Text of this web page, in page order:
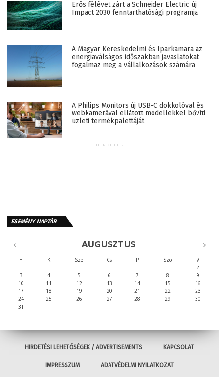
Erős félévet zárt a Schneider Electric új
Impact 2030 fenntarthatósági programja
A Magyar Kereskedelmi és Iparkamara az
energiaválságos időszakban javaslatokat
fogalmaz meg a vállalkozások számára
A Philips Monitors új USB-C dokkolóval és
webkamerával ellátott modellekkel bővíti
üzleti termékpalettáját
HIRDETÉS
ESEMÉNY NAPTÁR
AUGUSZTUS
H K Sze Cs P Szo
V
1
2
3
4 5 6 7 8
9
10
11 12 13 14 15
16
17
18 19 20 21 22
23
24
25 26 27 28 29
30
31
HIRDETÉSI LEHETŐSÉGEK / ADVERTISEMENTS KAPCSOLAT
IMPRESSZUM ADATVÉDELMI NYILATKOZAT